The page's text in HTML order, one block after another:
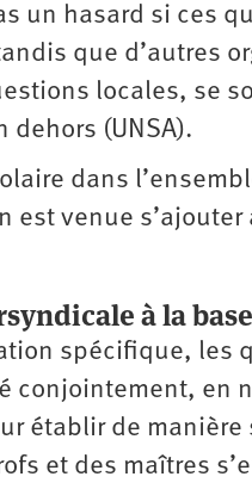
un hasard si ces
que d’autres
locales, se
dehors (UNSA).
dans
est venue
à la base
spécifique, les
conjointement, en
établir de
et des maîtres